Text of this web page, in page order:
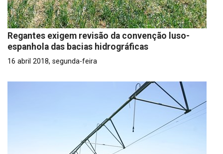
Regantes exigem revisão da convenção luso-
espanhola das bacias hidrográficas
16 abril 2018, segunda-feira